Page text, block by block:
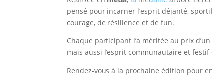
pensé pour incarner l’esprit déjanté,
courage, de résilience et de fun.
Chaque participant l’a méritée au prix
mais aussi l’esprit communautaire et festif
Rendez-vous à la prochaine édition pour